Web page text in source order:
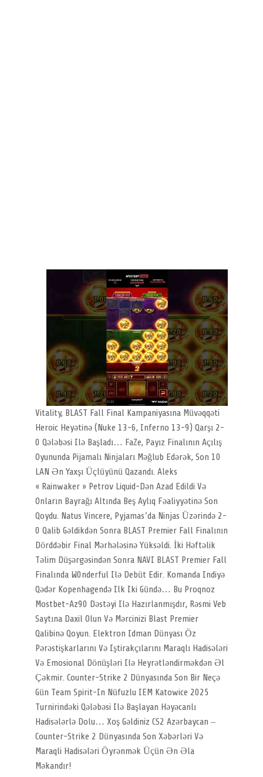
Vitality, BLAST Fall Final Kampaniyasına Müvəqqəti
Heroic Heyətinə (Nuke 13-6, Inferno 13-9) Qarşı 2-
0 Qələbəsi Ilə Başladı… FaZe, Payız Finalının Açılış
Oyununda Pijamalı Ninjaları Məğlub Edərək, Son 10
LAN Ən Yaxşı Üçlüyünü Qazandı. Aleks
« ⁠Rainwaker⁠ » Petrov Liquid-Dən Azad Edildi Və
Onların Bayrağı Altında Beş Aylıq Fəaliyyətinə Son
Qoydu. Natus Vincere, Pyjamas’da Ninjas Üzərində 2-
0 Qalib Gəldikdən Sonra BLAST Premier Fall Finalının
Dörddəbir Final Mərhələsinə Yüksəldi. İki Həftəlik
Təlim Düşərgəsindən Sonra NAVI BLAST Premier Fall
Finalında W0nderful Ilə Debüt Edir. Komanda Indiyə
Qədər Kopenhagendə Ilk Iki Gündə… Bu Proqnoz
Mostbet-Az90 Dəstəyi Ilə Hazırlanmışdır, Rəsmi Veb
Saytına Daxil Olun Və Mərcinizi Blast Premier
Qalibinə Qoyun. Elektron Idman Dünyası Öz
Pərəstişkarlarını Və Iştirakçılarını Maraqlı Hadisələri
Və Emosional Dönüşləri Ilə Heyrətləndirməkdən Əl
Çəkmir. Counter-Strike 2 Dünyasında Son Bir Neçə
Gün Team Spirit-In Nüfuzlu IEM Katowice 2025
Turnirindəki Qələbəsi Ilə Başlayan Həyəcanlı
Hadisələrlə Dolu… Xoş Gəldiniz CS2 Azərbaycan –
Counter-Strike 2 Dünyasında Son Xəbərləri Və
Maraqli Hadisələri Öyrənmək Üçün Ən Əla
Məkandır!